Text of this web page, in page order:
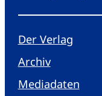
Der Verlag
Archiv
Mediadaten